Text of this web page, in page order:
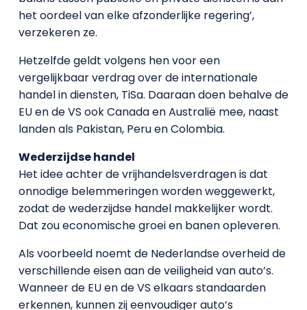
het oordeel van elke afzonderlijke regering’,
verzekeren ze.
Hetzelfde geldt volgens hen voor een
vergelijkbaar verdrag over de internationale
handel in diensten, TiSa. Daaraan doen behalve de
EU en de VS ook Canada en Australië mee, naast
landen als Pakistan, Peru en Colombia.
Wederzijdse handel
Het idee achter de vrijhandelsverdragen is dat
onnodige belemmeringen worden weggewerkt,
zodat de wederzijdse handel makkelijker wordt.
Dat zou economische groei en banen opleveren.
Als voorbeeld noemt de Nederlandse overheid de
verschillende eisen aan de veiligheid van auto’s.
Wanneer de EU en de VS elkaars standaarden
erkennen, kunnen zij eenvoudiger auto’s